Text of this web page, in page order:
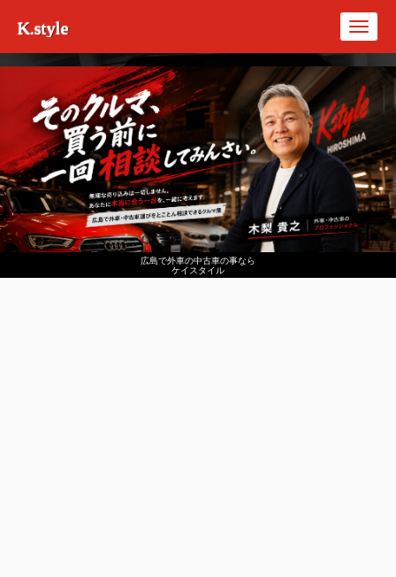
広島で外車の中古車の事なら
ケイスタイル
K.style